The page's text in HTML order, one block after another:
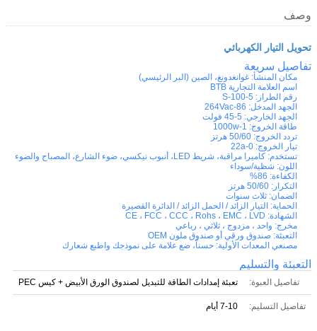
وصف
تحويل التيار الكهربائي
تفاصيل سريعة
مكان المنشأ: غوانغدونغ، الصين (البر الرئيسي)
اسم العلامة التجارية BTB
رقم الطراز: S-100-5
الجهد المدخل: 86-264Vac
الجهد الخارجي: 5-45 فولت
طاقة الخروج: 1-1000w
تردد الخروج: 50/60 هرتز
تيار الخروج: 0-22a
تستخدم: كاميرا مراقبة، شريط LED، أنبوب نيكسي، ضوء الشارع، المصباح والضوء
اللون: شظية/سوداء
الكفاءة: 86%
التكرار: 50/60 هرتز
الضمان: ثلاث سنوات
الحماية: التيار الزائد / الحمل الزائد / الدائرة القصيرة
الشهادة: CE ، FCC ، CCC ، Rohs ، EMC ، LVD
مخرج: واحد ، مزدوج ، ثلاثي ، رباعي
التعبئة: صندوق ورقي أو صندوق ملون OEM
مصنعي المعدات الأولية: حسناً، ضع علامة على نموذجك واطبع شعارك
التعبئة والتسليم
تفاصيل العبوة: تعبئة إمدادات الطاقة للتبديل لصندوق الورق الأبيض + كيس PEC
تفاصيل التسليم: 7-10 أيام